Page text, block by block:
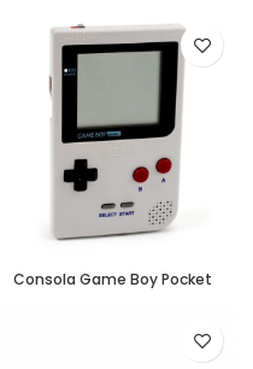
Consola Game Boy Pocket